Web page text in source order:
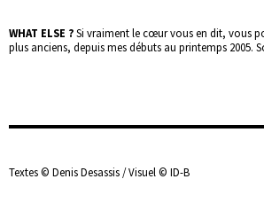
WHAT ELSE ?Si vraiment le cœur vous en dit, vous
plus anciens, depuis mes débuts au printemps 2005.
Textes © Denis Desassis / Visuel © ID-B